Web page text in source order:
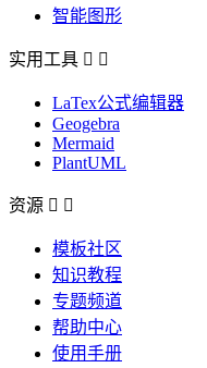
智能图形
实用工具  
LaTex公式编辑器
Geogebra
Mermaid
PlantUML
资源  
模板社区
知识教程
专题频道
帮助中心
使用手册